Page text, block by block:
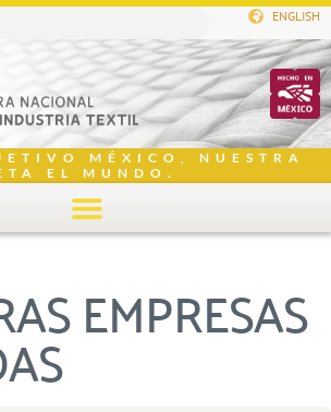
ENGLISH
MÉXICO, NUESTRA
EL MUNDO.
EMPRESAS